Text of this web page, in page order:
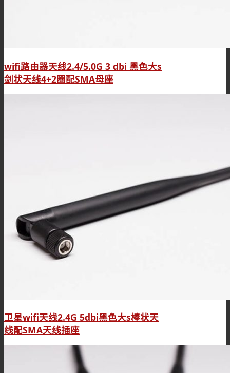
wifi路由器天线2.4/5.0G 3 dbi 黑色大s
剑状天线4+2圈配SMA母座
卫星wifi天线2.4G 5dbi黑色大s棒状天
线配SMA天线插座